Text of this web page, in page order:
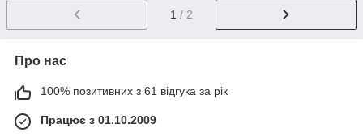
1 / 2
Про нас
100% позитивних з 61 відгука за рік
Працює з 01.10.2009